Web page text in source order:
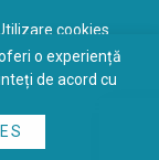
cookies
by
o experiență
de acord cu